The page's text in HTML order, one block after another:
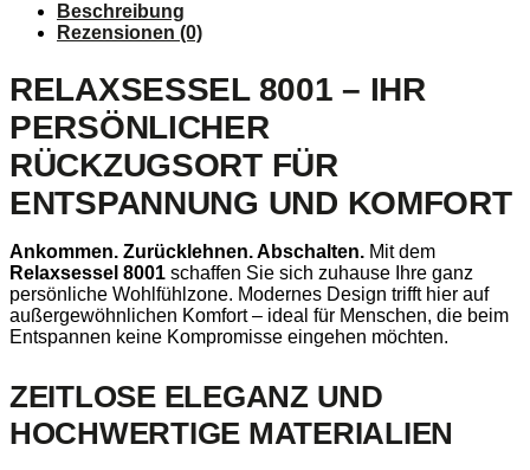
Beschreibung
Rezensionen (0)
RELAXSESSEL 8001 – IHR
PERSÖNLICHER
RÜCKZUGSORT FÜR
ENTSPANNUNG UND KOMFORT
Ankommen. Zurücklehnen. Abschalten. Mit dem
Relaxsessel 8001 schaffen Sie sich zuhause Ihre ganz
persönliche Wohlfühlzone. Modernes Design trifft hier auf
außergewöhnlichen Komfort – ideal für Menschen, die beim
Entspannen keine Kompromisse eingehen möchten.
ZEITLOSE ELEGANZ UND
HOCHWERTIGE MATERIALIEN